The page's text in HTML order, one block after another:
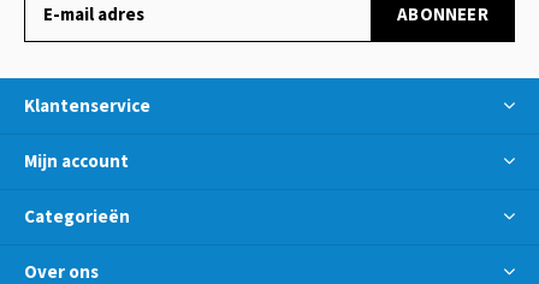
ABONNEER
Klantenservice
Mijn account
Categorieën
Over ons